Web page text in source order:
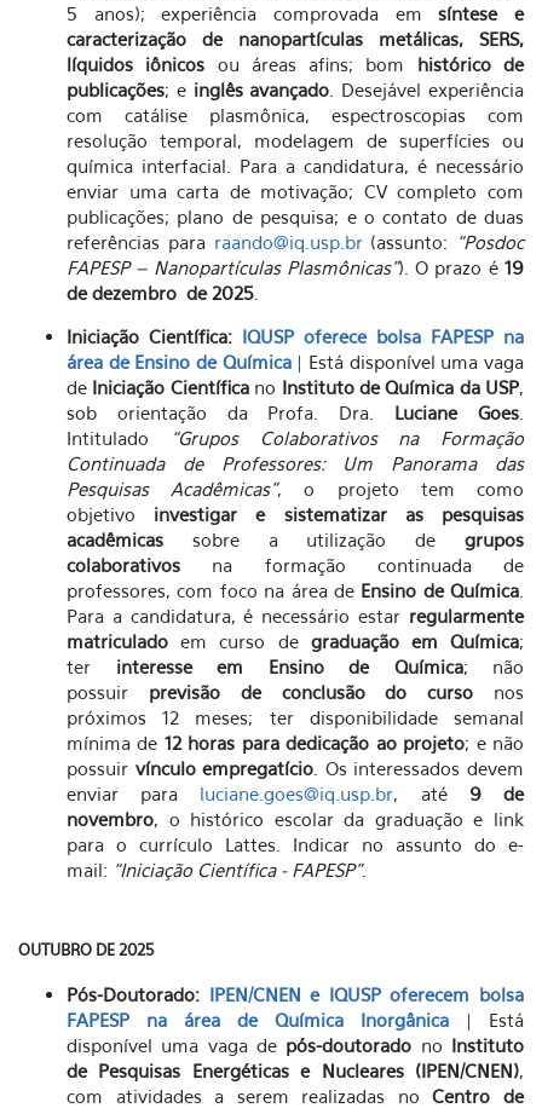
5 anos); experiência comprovada emsíntese e
caracterização de nanopartículas metálicas, SERS,
líquidos iônicos ou áreas afins; bom histórico de
publicações; e inglês avançado . Desejável experiência
com catálise plasmônica, espectroscopias com
resolução temporal, modelagem de superfícies ou
química interfacial. Para a candidatura, é necessário
enviar uma carta de motivação; CV completo com
publicações; plano de pesquisa; e o contato de duas
referências para raando@iq.usp.br(assunto:
“Posdoc
FAPESP – Nanopartículas Plasmônicas”). O prazo é19
de dezembro de 2025
Iniciação Científica: IQUSP oferece bolsa FAPESP na
área de Ensino de Química| Está disponível uma vaga
de Iniciação Científicano Instituto de Química da USP,
sob orientação da Profa. Dra. Luciane Goes
Intitulado
“Grupos Colaborativos na Formação
Continuada de Professores: Um Panorama das
Pesquisas Acadêmicas”, o projeto tem como
objetivo investigar e sistematizar as pesquisas
acadêmicas sobre a utilização de grupos
colaborativos na formação continuada de
professores, com foco na área de Ensino de Química
Para a candidatura, é necessário estar regularmente
matriculado em curso de graduação em Química;
ter interesse em Ensino de Química; não
possuir previsão de conclusão do curso nos
próximos 12 meses; ter disponibilidade semanal
mínima de 12 horas para dedicação ao projeto; e não
possuir vínculo empregatício . Os interessados devem
enviar para luciane.goes@iq.usp.br, até 9 de
novembro, o histórico escolar da graduação e link
para o currículo Lattes. Indicar no assunto do e-
mail: “Iniciação Científica - FAPESP”.
OUTUBRO DE 2025
Pós-Doutorado: IPEN/CNEN e IQUSP oferecem bolsa
FAPESP na área de Química Inorgânica | Está
disponível uma vaga de pós-doutorado no Instituto
de Pesquisas Energéticas e Nucleares (IPEN/CNEN),
com atividades a serem realizadas no Centro de